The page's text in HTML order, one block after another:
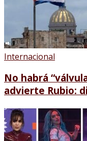
Internacional
No habrá
advierte Rubio: